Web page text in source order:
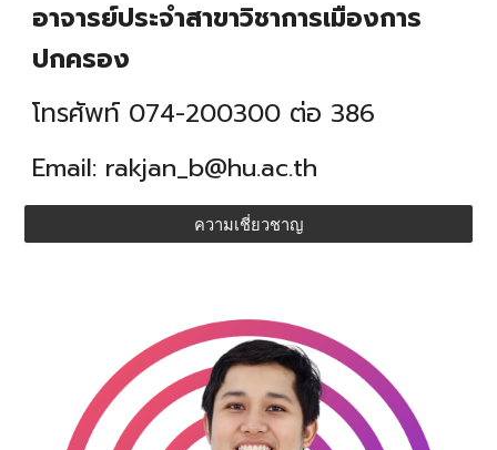
อาจารย์ประจำสาขาวิชาการเมืองการ
ปกครอง
โทรศัพท์ 074-200300 ต่อ 386
Email: rakjan_b@hu.ac.th
ความเชี่ยวชาญ